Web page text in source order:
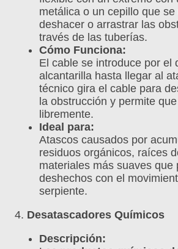
metálica o un cepillo que se
deshacer o arrastrar las
través de las tuberías.
Cómo Funciona:
El cable se introduce por el
alcantarilla hasta llegar al
técnico gira el cable para
la obstrucción y permite
libremente.
Ideal para:
Atascos causados por
residuos orgánicos, raíces
materiales más suaves que
deshechos con el
serpiente.
4. Desatascadores Químicos
Descripción: